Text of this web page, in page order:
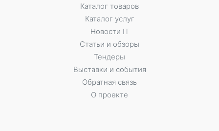
Каталог товаров
Каталог услуг
Новости IT
Статьи и обзоры
Тендеры
Выставки и события
Обратная связь
О проекте